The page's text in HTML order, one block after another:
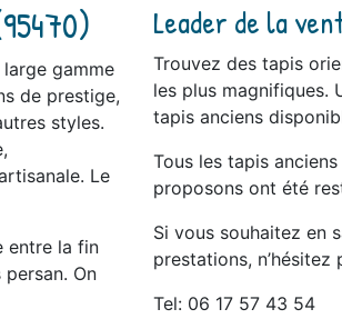
gamme
de prestige,
styles.
Le
entre la fin
On
Leader de la
Trouvez des tapis
les plus magnifiques.
tapis anciens
Tous les tapis
proposons ont été
Si vous souhaitez en
prestations,
Tel: 06 17 57 43 54